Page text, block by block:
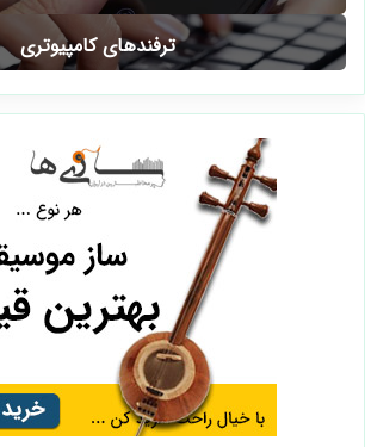
ترفندهای کامپیوتری